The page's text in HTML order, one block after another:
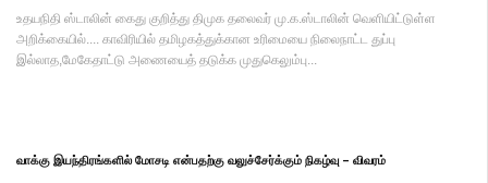
உதயநிதி ஸ்டாலின் கைது குறித்து திமுக தலைவர் மு.க.ஸ்டாலின் வெளியிட்டுள்ள
அறிக்கையில்.... காவிரியில் தமிழகத்துக்கான உரிமையை நிலைநாட்ட துப்பு
இல்லாத,மேகேதாட்டு அணையைத் தடுக்க முதுகெலும்பு...
வாக்கு இயந்திரங்களில் மோசடி என்பதற்கு வலுச்சேர்க்கும் நிகழ்வு – விவரம்